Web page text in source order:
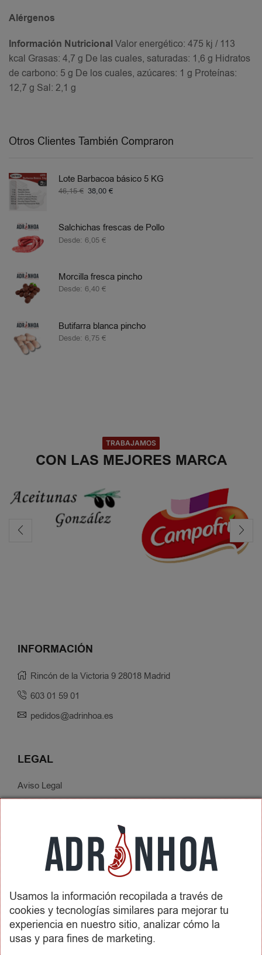
Alérgenos
Información NutricionalValor energético: 475 kj / 113
kcal Grasas: 4,7 g De las cuales, saturadas: 1,6 g Hidratos
de carbono: 5 g De los cuales, azúcares: 1 g Proteínas:
12,7 g Sal: 2,1 g
Otros Clientes También Compraron
Lote Barbacoa básico 5 KG
46,15€ 38,00 €
Salchichas frescas de Pollo
Desde: 6,05 €
Morcilla fresca pincho
Desde: 6,40 €
Butifarra blanca pincho
Desde: 6,75 €
TRABAJAMOS
CON LAS MEJORES MARCA
INFORMACIÓN
Rincón de la Victoria 9 28018 Madrid
603 01 59 01
pedidos@adrinhoa.es
LEGAL
Aviso Legal
Condiciones de Contratación
Envíos y Devoluciones
SOBRE ADRINHOA
Conócenos
Contactar
Usamos la información recopilada a través de
cookies y tecnologías similares para mejorar tu
experiencia en nuestro sitio, analizar cómo la
usas y para fines de marketing.